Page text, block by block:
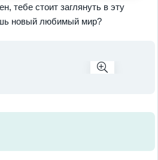
тебе стоит заглянуть в эту
новый любимый мир?